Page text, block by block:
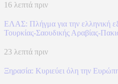
16 λεπτά πριν
ΕΛΑΣ: Πλήγμα για την ελληνική
Τουρκίας-Σαουδικής Αραβίας-
23 λεπτά πριν
Ξηρασία: Κυριεύει όλη την